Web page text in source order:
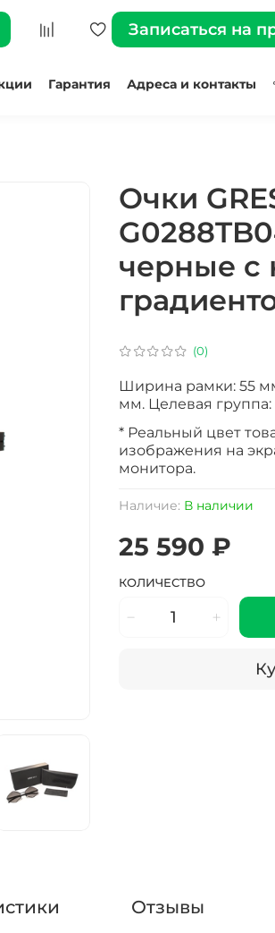
Записаться на
Гарантия Адреса и контакты
(0)
Наличие: В наличии
Очки
черные с
25 590 ₽
КОЛИЧЕСТВО
Ширина рамки: 55
мм. Целевая группа:
* Реальный цвет
изображения на
монитора.
Отзывы